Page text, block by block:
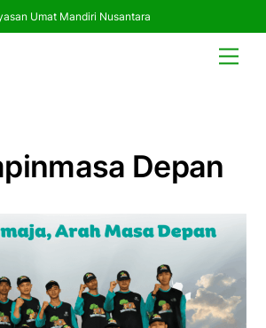
Umat Mandiri Nusantara
Depan